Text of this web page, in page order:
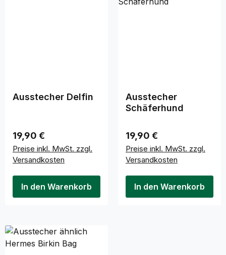
Ausstecher Delfin
Regulärer Preis:
19,90 €
Preise inkl. MwSt. zzgl.
Versandkosten
In den Warenkorb
Ausstecher
Schäferhund
Regulärer Preis:
19,90 €
Preise inkl. MwSt. zzgl.
Versandkosten
In den Warenkorb